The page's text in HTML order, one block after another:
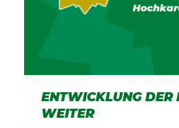
ENTWICKLUNG DER
WEITER